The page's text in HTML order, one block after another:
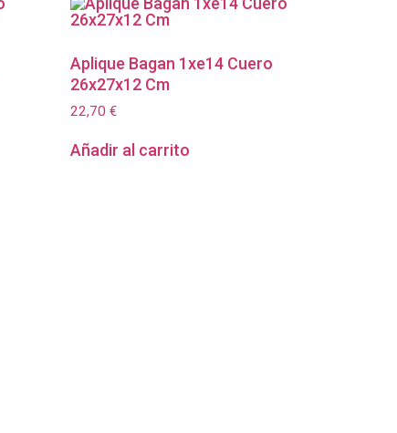
Aplique Bagan 1xe14 Cuero
26x27x12 Cm
22,70€
Añadir al carrito